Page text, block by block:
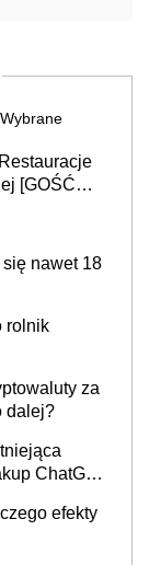
Wybrane
[GOŚĆ
nawet 18
rolnik
za
dalej?
ChatGPT
efekty